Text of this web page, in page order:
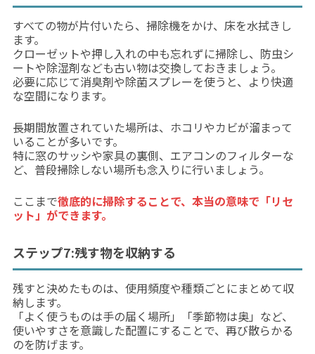
すべての物が片付いたら、掃除機をかけ、床を水拭きし
ます。
クローゼットや押し入れの中も忘れずに掃除し、防虫シ
ートや除湿剤なども古い物は交換しておきましょう。
必要に応じて消臭剤や除菌スプレーを使うと、より快適
な空間になります。
長期間放置されていた場所は、ホコリやカビが溜まって
いることが多いです。
特に窓のサッシや家具の裏側、エアコンのフィルターな
ど、普段掃除しない場所も念入りに行いましょう。
ここまで徹底的に掃除することで、本当の意味で「リセ
ット」ができます。
ステップ7:残す物を収納する
残すと決めたものは、使用頻度や種類ごとにまとめて収
納します。
「よく使うものは手の届く場所」「季節物は奥」など、
使いやすさを意識した配置にすることで、再び散らかる
のを防げます。